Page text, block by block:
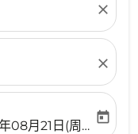
close
close
labelreturn-date-
08月21日(周五)
today